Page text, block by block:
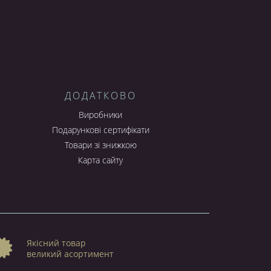
ДОДАТКОВО
Виробники
Подарункові сертифікати
Товари зі знижкою
Карта сайту
Якісний товар
великий асортимент